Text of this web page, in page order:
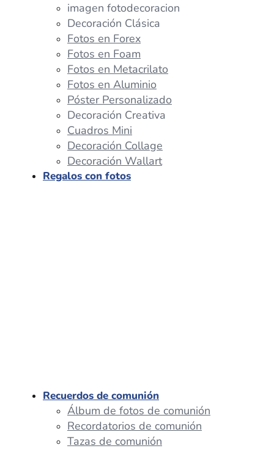
imagen fotodecoracion
Decoración Clásica
Fotos en Forex
Fotos en Foam
Fotos en Metacrilato
Fotos en Aluminio
Póster Personalizado
Decoración Creativa
Cuadros Mini
Decoración Collage
Decoración Wallart
Regalos con fotos
Recuerdos de comunión
Álbum de fotos de comunión
Recordatorios de comunión
Tazas de comunión